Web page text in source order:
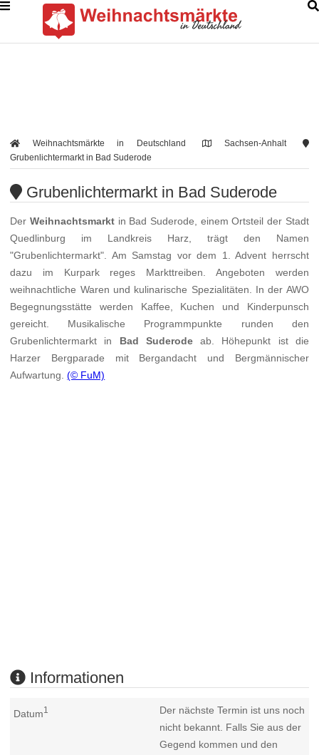
Weihnachtsmärkte in Deutschland
Sachsen-Anhalt
Grubenlichtermarkt in Bad Suderode
Grubenlichtermarkt in Bad Suderode
Der Weihnachtsmarktin Bad Suderode, einem Ortsteil der Stadt
Quedlinburg im Landkreis Harz, trägt den Namen
"Grubenlichtermarkt". Am Samstag vor dem 1. Advent herrscht
dazu im Kurpark reges Markttreiben. Angeboten werden
weihnachtliche Waren und kulinarische Spezialitäten. In der AWO
Begegnungsstätte werden Kaffee, Kuchen und Kinderpunsch
gereicht. Musikalische Programmpunkte runden den
Grubenlichtermarkt in Bad Suderodeab. Höhepunkt ist die
Harzer Bergparade mit Bergandacht und Bergmännischer
Aufwartung.(© FuM)
Informationen
Datum1
Der nächste Termin ist uns noch
nicht bekannt. Falls Sie aus der
Gegend kommen und den